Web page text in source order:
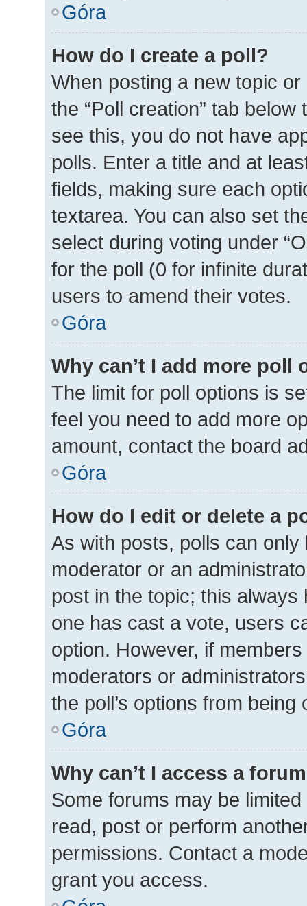
Góra
How do I create a poll?
When posting a new topic
the “Poll creation” tab
see this, you do not have
polls. Enter a title and at
fields, making sure each
textarea. You can also set
select during voting under
for the poll (0 for infinite
users to amend their votes.
Góra
Why can’t I add more poll
The limit for poll options is
feel you need to add more
amount, contact the board
Góra
How do I edit or delete a
As with posts, polls can
moderator or an
post in the topic; this
one has cast a vote, users
option. However, if
moderators or
the poll’s options from
Góra
Why can’t I access a
Some forums may be
read, post or perform
permissions. Contact a
grant you access.